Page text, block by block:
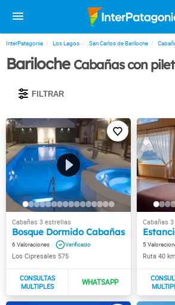
InterPatagonia Los Lagos San Carlos de Bariloche
Bariloche Cabañas con
FILTRAR
Bosque Dormido Cabañas
6
Los Cipresales 575
5
Ruta 40